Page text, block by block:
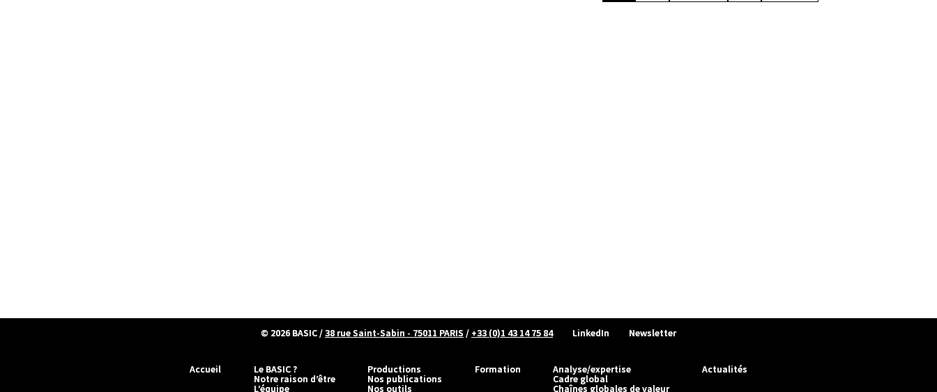
© 2026 BASIC/38 rue Saint-Sabin - 75011 PARIS / +33 (0)1 43 14 75 84 LinkedIn Newsletter
Accueil Le BASIC ?
Notre raison d’être
L’équipe
Productions
Nos publications
Nos outils
Formation Analyse/expertise
Cadre global
Chaînes globales de valeur
Actualités